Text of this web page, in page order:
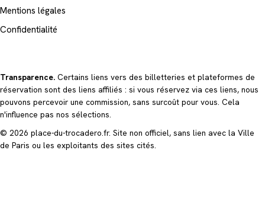
Mentions légales
Confidentialité
Transparence. Certains liens vers des billetteries et plateformes de
réservation sont des liens affiliés : si vous réservez via ces liens, nous
pouvons percevoir une commission, sans surcoût pour vous. Cela
n'influence pas nos sélections.
© 2026 place-du-trocadero.fr. Site non officiel, sans lien avec la Ville
de Paris ou les exploitants des sites cités.